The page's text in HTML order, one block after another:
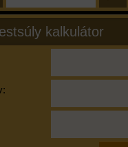
kalkulátor